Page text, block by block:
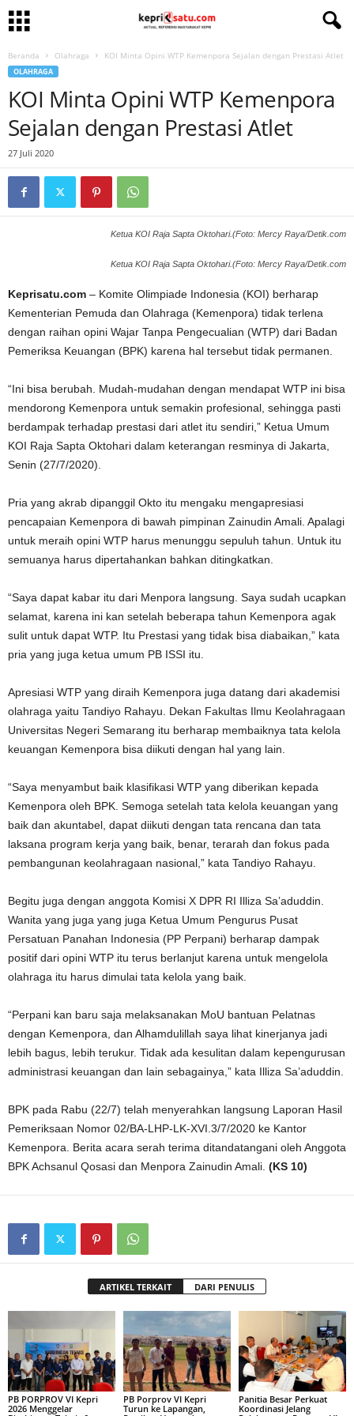
Beranda Olahraga KOI Minta Opini WTP Kemenpora Sejalan dengan Prestasi Atlet
OLAHRAGA
KOI Minta Opini WTP Kemenpora
Sejalan dengan Prestasi Atlet
27 Juli 2020
Ketua KOI Raja Sapta Oktohari.(Foto: Mercy Raya/Detik.com
Ketua KOI Raja Sapta Oktohari.(Foto: Mercy Raya/Detik.com
Keprisatu.com – Komite Olimpiade Indonesia (KOI) berharap
Kementerian Pemuda dan Olahraga (Kemenpora) tidak terlena
dengan raihan opini Wajar Tanpa Pengecualian (WTP) dari Badan
Pemeriksa Keuangan (BPK) karena hal tersebut tidak permanen.
“Ini bisa berubah. Mudah-mudahan dengan mendapat WTP ini bisa
mendorong Kemenpora untuk semakin profesional, sehingga pasti
berdampak terhadap prestasi dari atlet itu sendiri,” Ketua Umum
KOI Raja Sapta Oktohari dalam keterangan resminya di Jakarta,
Senin (27/7/2020).
Pria yang akrab dipanggil Okto itu mengaku mengapresiasi
pencapaian Kemenpora di bawah pimpinan Zainudin Amali. Apalagi
untuk meraih opini WTP harus menunggu sepuluh tahun. Untuk itu
semuanya harus dipertahankan bahkan ditingkatkan.
“Saya dapat kabar itu dari Menpora langsung. Saya sudah ucapkan
selamat, karena ini kan setelah beberapa tahun Kemenpora agak
sulit untuk dapat WTP. Itu Prestasi yang tidak bisa diabaikan,” kata
pria yang juga ketua umum PB ISSI itu.
Apresiasi WTP yang diraih Kemenpora juga datang dari akademisi
olahraga yaitu Tandiyo Rahayu. Dekan Fakultas Ilmu Keolahragaan
Universitas Negeri Semarang itu berharap membaiknya tata kelola
keuangan Kemenpora bisa diikuti dengan hal yang lain.
“Saya menyambut baik klasifikasi WTP yang diberikan kepada
Kemenpora oleh BPK. Semoga setelah tata kelola keuangan yang
baik dan akuntabel, dapat diikuti dengan tata rencana dan tata
laksana program kerja yang baik, benar, terarah dan fokus pada
pembangunan keolahragaan nasional,” kata Tandiyo Rahayu.
Begitu juga dengan anggota Komisi X DPR RI Illiza Sa’aduddin.
Wanita yang juga yang juga Ketua Umum Pengurus Pusat
Persatuan Panahan Indonesia (PP Perpani) berharap dampak
positif dari opini WTP itu terus berlanjut karena untuk mengelola
olahraga itu harus dimulai tata kelola yang baik.
“Perpani kan baru saja melaksanakan MoU bantuan Pelatnas
dengan Kemenpora, dan Alhamdulillah saya lihat kinerjanya jadi
lebih bagus, lebih terukur. Tidak ada kesulitan dalam kepengurusan
administrasi keuangan dan lain sebagainya,” kata Illiza Sa’aduddin.
BPK pada Rabu (22/7) telah menyerahkan langsung Laporan Hasil
Pemeriksaan Nomor 02/BA-LHP-LK-XVI.3/7/2020 ke Kantor
Kemenpora. Berita acara serah terima ditandatangani oleh Anggota
BPK Achsanul Qosasi dan Menpora Zainudin Amali. (KS 10)
ARTIKEL TERKAIT DARI PENULIS
PB PORPROV VI Kepri
2026 Menggelar
PB Porprov VI Kepri
Turun ke Lapangan,
Panitia Besar Perkuat
Koordinasi Jelang